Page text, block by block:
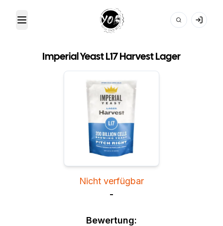
Toggle Menu Your Own Beer
Imperial Yeast L17 Harvest Lager
Bewertung:
Nicht verfügbar
-